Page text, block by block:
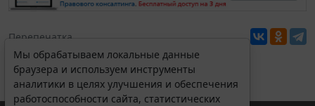
Перепечатка
Мы обрабатываем локальные данные
браузера и используем инструменты
аналитики в целях улучшения и обеспечения
работоспособности сайта, статистических